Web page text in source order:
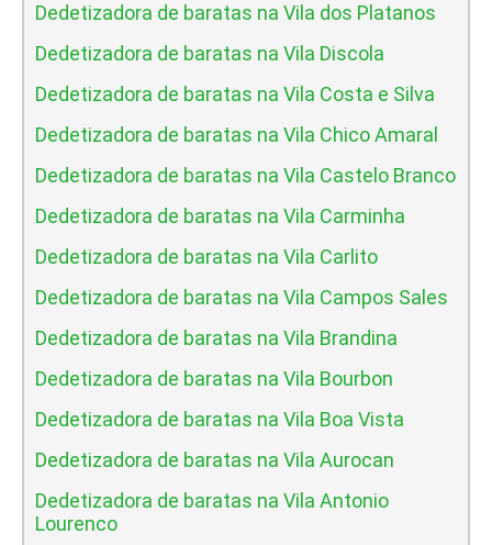
Dedetizadora de baratas na Vila dos Platanos
Dedetizadora de baratas na Vila Discola
Dedetizadora de baratas na Vila Costa e Silva
Dedetizadora de baratas na Vila Chico Amaral
Dedetizadora de baratas na Vila Castelo Branco
Dedetizadora de baratas na Vila Carminha
Dedetizadora de baratas na Vila Carlito
Dedetizadora de baratas na Vila Campos Sales
Dedetizadora de baratas na Vila Brandina
Dedetizadora de baratas na Vila Bourbon
Dedetizadora de baratas na Vila Boa Vista
Dedetizadora de baratas na Vila Aurocan
Dedetizadora de baratas na Vila Antonio
Lourenco